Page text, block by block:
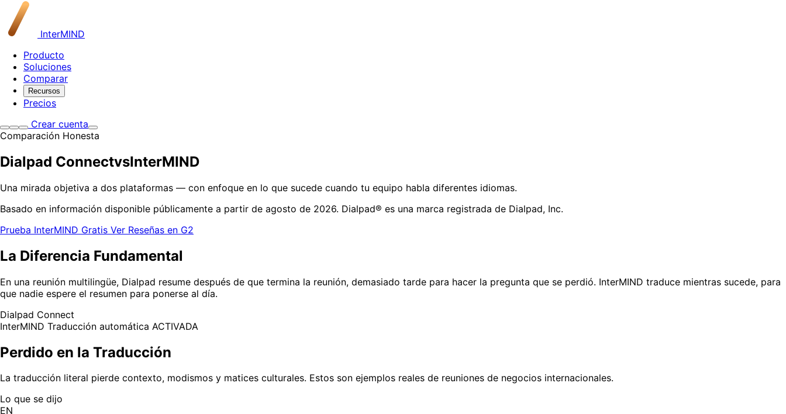
InterMIND
Producto
Soluciones
Comparar
Recursos
Precios
Crear cuenta
Comparación Honesta
Dialpad ConnectvsInterMIND
Una mirada objetiva a dos plataformas — con enfoque en lo que sucede cuando tu equipo habla diferentes idiomas.
Basado en información disponible públicamente a partir de agosto de 2026. Dialpad® es una marca registrada de Dialpad, Inc.
Prueba InterMIND Gratis Ver Reseñas en G2
La Diferencia Fundamental
En una reunión multilingüe, Dialpad resume después de que termina la reunión, demasiado tarde para hacer la pregunta que se perdió. InterMIND traduce mientras sucede, para
que nadie espere el resumen para ponerse al día.
Dialpad Connect
InterMIND Traducción automática ACTIVADA
Perdido en la Traducción
La traducción literal pierde contexto, modismos y matices culturales. Estos son ejemplos reales de reuniones de negocios internacionales.
Lo que se dijo
EN